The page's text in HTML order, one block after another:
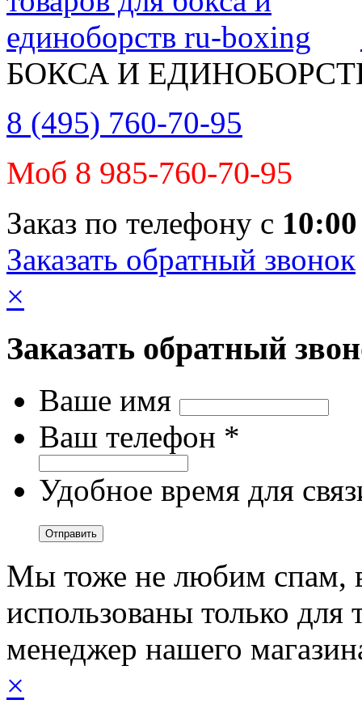
БОКСА И
8 (495) 760-70-95
Моб 8 985-760-70-95
Заказ по телефону с 10:00
Заказать обратный звонок
×
Заказать обратный
Ваше имя
Ваш телефон *
Удобное время для
Мы тоже не любим спам,
использованы только для
менеджер нашего
×